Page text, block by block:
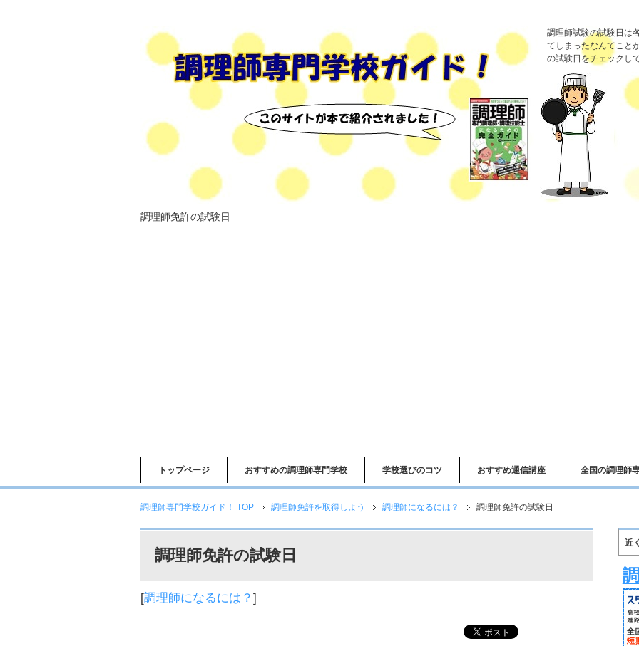
調理師免許の試験日
調理師試験の試験日は
てしまったなんてこと
の試験日をチェックし
トップページ おすすめの調理師専門学校 学校選びのコツ おすすめ通信講座 全国の調理師
調理師専門学校ガイド！ TOP 調理師免許を取得しよう 調理師になるには？ 調理師免許の試験日
調理師免許の試験日
[調理師になるには？ ]
近